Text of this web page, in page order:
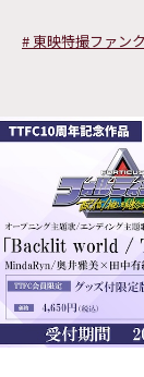
# 東映特撮ファン